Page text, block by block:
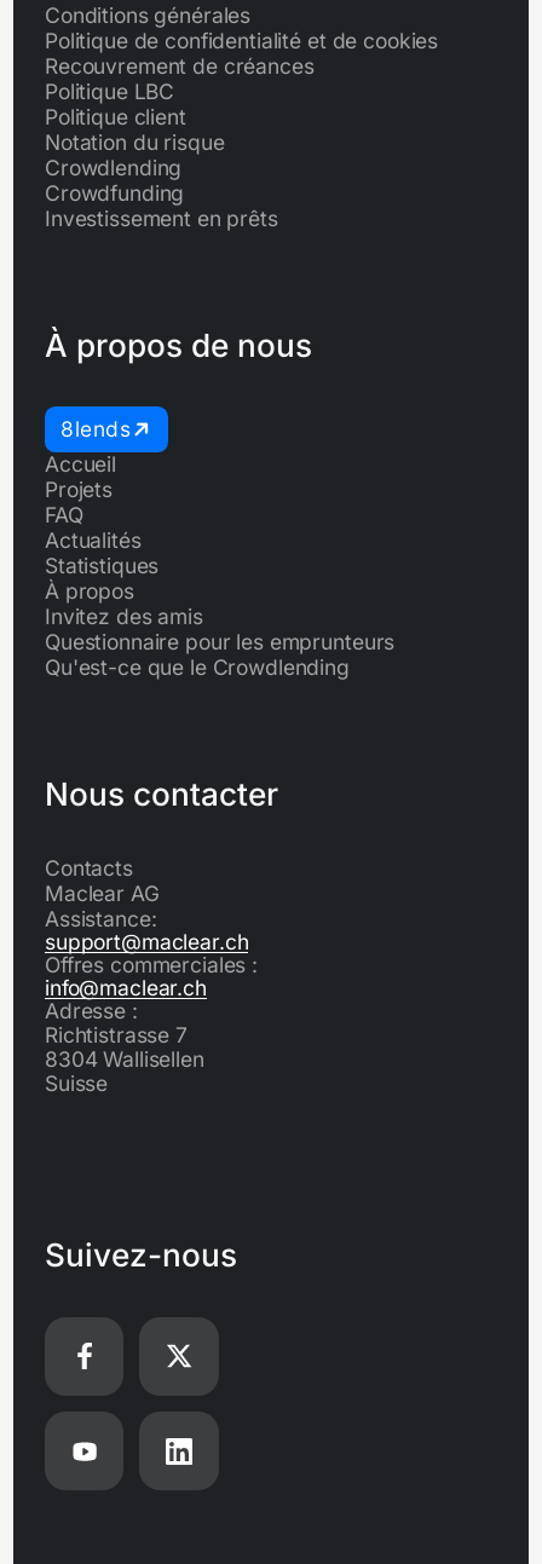
Conditions générales
Politique de confidentialité et de cookies
Recouvrement de créances
Politique LBC
Politique client
Notation du risque
Crowdlending
Crowdfunding
Investissement en prêts
À propos de nous
8lends
Accueil
Projets
FAQ
Actualités
Statistiques
À propos
Invitez des amis
Questionnaire pour les emprunteurs
Qu'est-ce que le Crowdlending
Nous contacter
Contacts
Maclear AG
Assistance:
support@maclear.ch
Offres commerciales :
info@maclear.ch
Adresse :
Richtistrasse 7
8304 Wallisellen
Suisse
Suivez-nous